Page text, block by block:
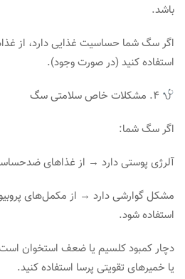
باشد.
اگر سگ شما حساسیت غذایی دارد، از
استفاده کنید (در صورت وجود).
اگر سگ شما:
آلرژی پوستی دارد → از غذاهای
مشکل گوارشی دارد → از مکمل‌های
استفاده شود.
دچار کمبود کلسیم یا ضعف استخوان
یا خمیرهای تقویتی پرسا استفاده کنید.